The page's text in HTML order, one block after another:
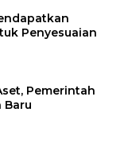
Penyesuaian
Pemerintah
Baru